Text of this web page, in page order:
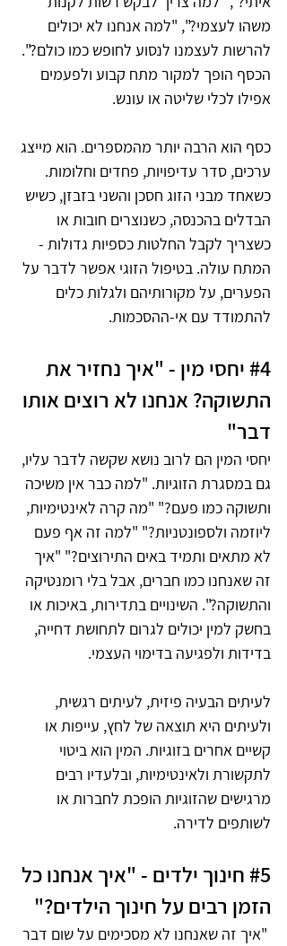
משהו לעצמי?", "למה אנחנו לא יכולים
להרשות לעצמנו לנסוע לחופש כמו כולם?".
הכסף הופך למקור מתח קבוע ולפעמים
אפילו לכלי שליטה או עונש.
כסף הוא הרבה יותר מהמספרים. הוא מייצג
ערכים, סדר עדיפויות, פחדים וחלומות.
כשאחד מבני הזוג חסכן והשני בזבזן, כשיש
הבדלים בהכנסה, כשנוצרים חובות או
כשצריך לקבל החלטות כספיות גדולות -
המתח עולה. בטיפול הזוגי אפשר לדבר על
הפערים, על מקורותיהם ולגלות כלים
להתמודד עם אי-ההסכמות.
#4 יחסי מין - "איך נחזיר את
התשוקה? אנחנו לא רוצים אותו
דבר"
יחסי המין הם לרוב נושא שקשה לדבר עליו,
גם במסגרת הזוגיות. "למה כבר אין משיכה
ותשוקה כמו פעם?" "מה קרה לאינטימיות,
ליוזמה ולספונטניות?" "למה זה אף פעם
לא מתאים ותמיד באים התירוצים?" "איך
זה שאנחנו כמו חברים, אבל בלי רומנטיקה
והתשוקה?". השינויים בתדירות, באיכות או
בחשק למין יכולים לגרום לתחושת דחייה,
בדידות ולפגיעה בדימוי העצמי.
לעיתים הבעיה פיזית, לעיתים רגשית,
ולעיתים היא תוצאה של לחץ, עייפות או
קשיים אחרים בזוגיות. המין הוא ביטוי
לתקשורת ולאינטימיות, ובלעדיו רבים
מרגישים שהזוגיות הופכת לחברות או
לשותפים לדירה.
#5 חינוך ילדים - "איך אנחנו כל
הזמן רבים על חינוך הילדים?"
"איך זה שאנחנו לא מסכימים על שום דבר